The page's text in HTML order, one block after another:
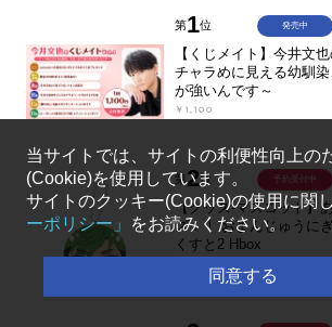
第1位
【くじメイト】今井文
チャラめに見える幼馴
が強いんです～
￥1,100
発売中
第2位
【グッズ-マスコット】
ズ！！ おまんじゅうに
くすと2 Hbox
予約受付中
当サイトでは、サイトの利便性向上の
(Cookie)を使用しています。
サイトのクッキー(Cookie)の使用に関
ーポリシー」
をお読みください。
同意する